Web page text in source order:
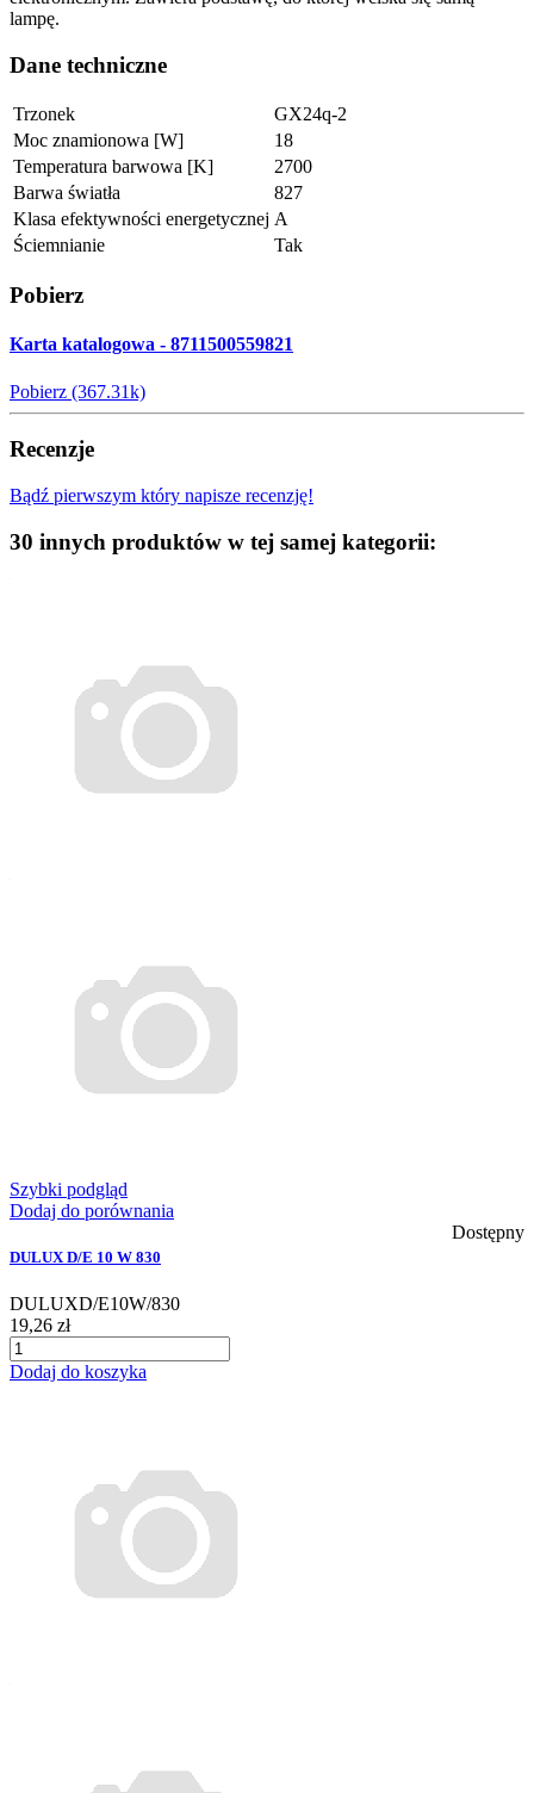
lampę.
Dane techniczne
Trzonek
GX24q-2
Moc znamionowa [W]
18
Temperatura barwowa [K]
2700
Barwa światła
827
Klasa efektywności energetycznej A
Ściemnianie
Tak
Pobierz
Karta katalogowa - 8711500559821
Pobierz (367.31k)
Recenzje
Bądź pierwszym który napisze recenzję!
30 innych produktów w tej samej kategorii:
Szybki podgląd
Dodaj do porównania
Dostępny
DULUX D/E 10 W 830
DULUXD/E10W/830
19,26 zł
Dodaj do koszyka